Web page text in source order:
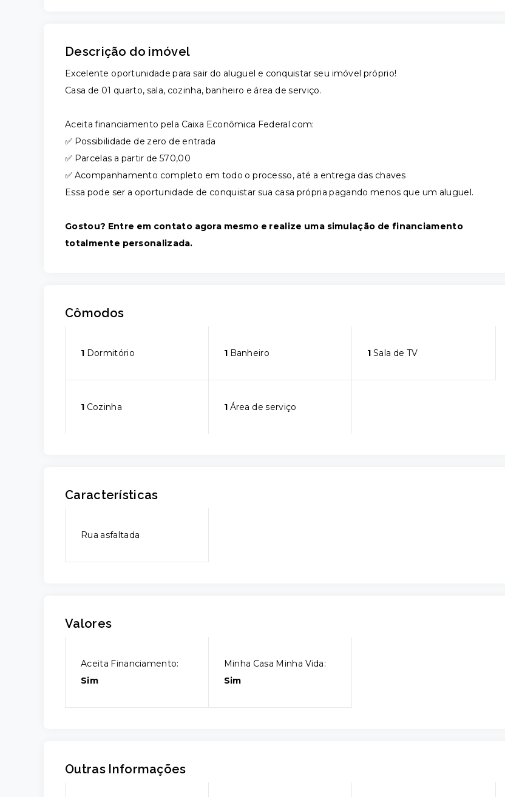
Descrição do imóvel
Excelente oportunidade para sair do aluguel e conquistar seu imóvel próprio!
Casa de 01 quarto, sala, cozinha, banheiro e área de serviço.
Aceita financiamento pela Caixa Econômica Federal com:
✅ Possibilidade de zero de entrada
✅ Parcelas a partir de 570,00
✅ Acompanhamento completo em todo o processo, até a entrega das chaves
Essa pode ser a oportunidade de conquistar sua casa própria pagando menos que um aluguel.
Gostou? Entre em contato agora mesmo e realize uma simulação de financiamento
totalmente personalizada.
Cômodos
1 Dormitório 1Banheiro 1 Sala de TV
1 Cozinha 1Área de serviço
Características
Rua asfaltada
Valores
Aceita Financiamento:
Sim
Minha Casa Minha Vida:
Sim
Outras Informações